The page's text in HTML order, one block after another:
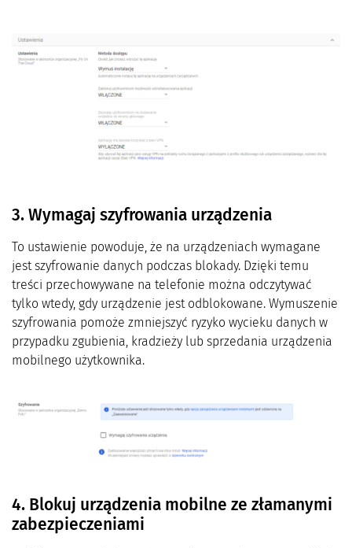
3. Wymagaj szyfrowania urządzenia
To ustawienie powoduje, że na urządzeniach wymagane
jest szyfrowanie danych podczas blokady. Dzięki temu
treści przechowywane na telefonie można odczytywać
tylko wtedy, gdy urządzenie jest odblokowane. Wymuszenie
szyfrowania pomoże zmniejszyć ryzyko wycieku danych w
przypadku zgubienia, kradzieży lub sprzedania urządzenia
mobilnego użytkownika.
4. Blokuj urządzenia mobilne ze złamanymi
zabezpieczeniami